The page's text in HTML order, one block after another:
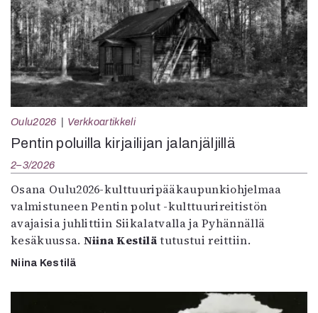
Oulu2026 Verkkoartikkeli
Pentin poluilla kirjailijan jalanjäljillä
2–3/2026
Osana Oulu2026-kulttuuripääkaupunkiohjelmaa
valmistuneen Pentin polut -kulttuurireitistön
avajaisia juhlittiin Siikalatvalla ja Pyhännällä
kesäkuussa. Niina Kestilätutustui reittiin.
Niina Kestilä